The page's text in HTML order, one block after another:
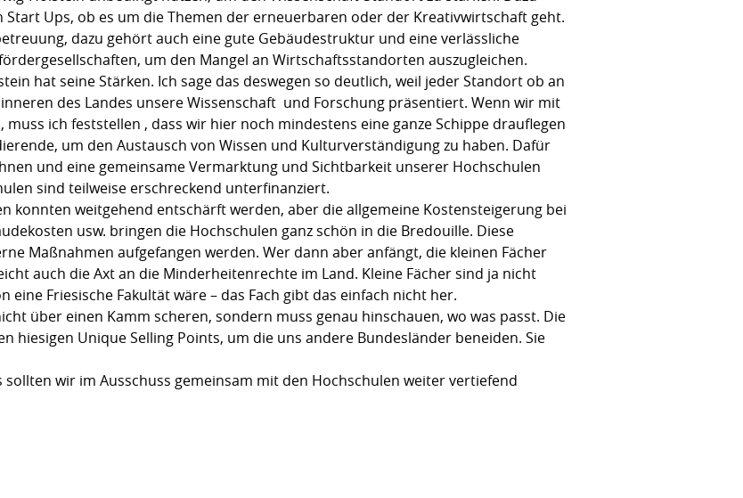
Ups, ob es um die Themen der erneuerbaren oder der Kreativwirtschaft geht.
dazu gehört auch eine gute Gebäudestruktur und eine verlässliche
um den Mangel an Wirtschaftsstandorten auszugleichen.
hat seine Stärken. Ich sage das deswegen so deutlich, weil jeder Standort ob an
des Landes unsere Wissenschaft und Forschung präsentiert. Wenn wir mit
ich feststellen , dass wir hier noch mindestens eine ganze Schippe drauflegen
um den Austausch von Wissen und Kulturverständigung zu haben. Dafür
und eine gemeinsame Vermarktung und Sichtbarkeit unserer Hochschulen
sind teilweise erschreckend unterfinanziert.
konnten weitgehend entschärft werden, aber die allgemeine Kostensteigerung bei
usw. bringen die Hochschulen ganz schön in die Bredouille. Diese
Maßnahmen aufgefangen werden. Wer dann aber anfängt, die kleinen Fächer
auch die Axt an die Minderheitenrechte im Land. Kleine Fächer sind ja nicht
eine Friesische Fakultät wäre – das Fach gibt das einfach nicht her.
über einen Kamm scheren, sondern muss genau hinschauen, wo was passt. Die
hiesigen Unique Selling Points, um die uns andere Bundesländer beneiden. Sie
wir im Ausschuss gemeinsam mit den Hochschulen weiter vertiefend